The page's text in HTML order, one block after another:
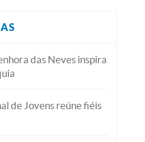
das Neves inspira
de Jovens reúne fiéis